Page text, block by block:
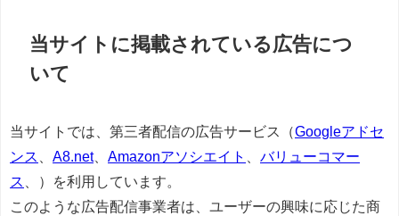
当サイトに掲載されている広告につ
いて
当サイトでは、第三者配信の広告サービス（Googleアドセ
ンス
A8.net、 Amazonアソシエイト
バリューコマー
ス
、）を利用しています。
このような広告配信事業者は、ユーザーの興味に応じた商